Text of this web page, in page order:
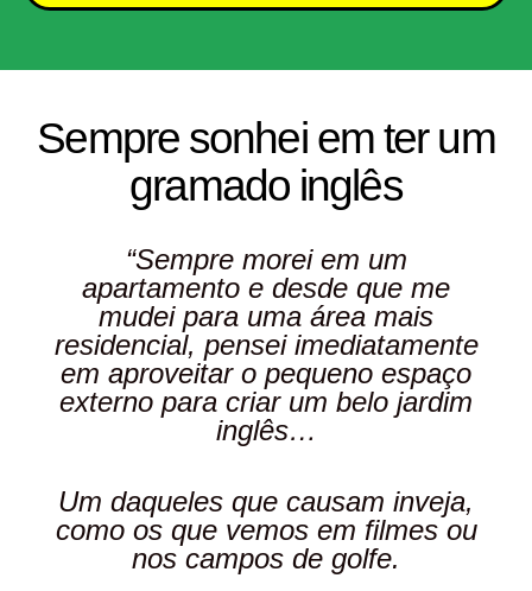
Sempre sonhei em ter um
gramado inglês
“Sempre morei em um
apartamento e desde que me
mudei para uma área mais
residencial, pensei imediatamente
em aproveitar o pequeno espaço
externo para criar um belo jardim
inglês…
Um daqueles que causam inveja,
como os que vemos em filmes ou
nos campos de golfe.